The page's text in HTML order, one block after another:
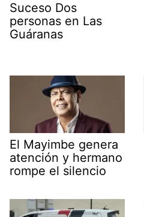
Suceso Dos
personas en Las
Guáranas
El Mayimbe genera
atención y hermano
rompe el silencio